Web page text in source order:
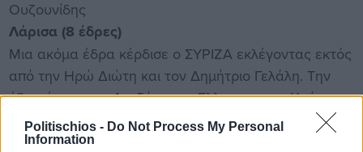
Politischios - Do Not Process My Personal
Information
Ουζουνίδης
Λάρισα (8 έδρες)
Μια ακόμα έδρα κέρδισε ο ΣΥΡΙΖΑ εκλέγοντας εκτός
από την Ηρώ Διώτη και τον Δημήτριο Γελάλη. Την
έδρα έχασαν οι Ανεξάρτητοι Ελληνες και ο Χρήστος
Ζώης. Επίσης εκλέγονται
ΝΔ: Μάξιμος Χαρακόπουλος, Χρήστος Κέλλας.